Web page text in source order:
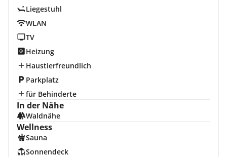
Liegestuhl
WLAN
TV
Heizung
Haustierfreundlich
Parkplatz
für Behinderte
In der Nähe
Waldnähe
Wellness
Sauna
Sonnendeck